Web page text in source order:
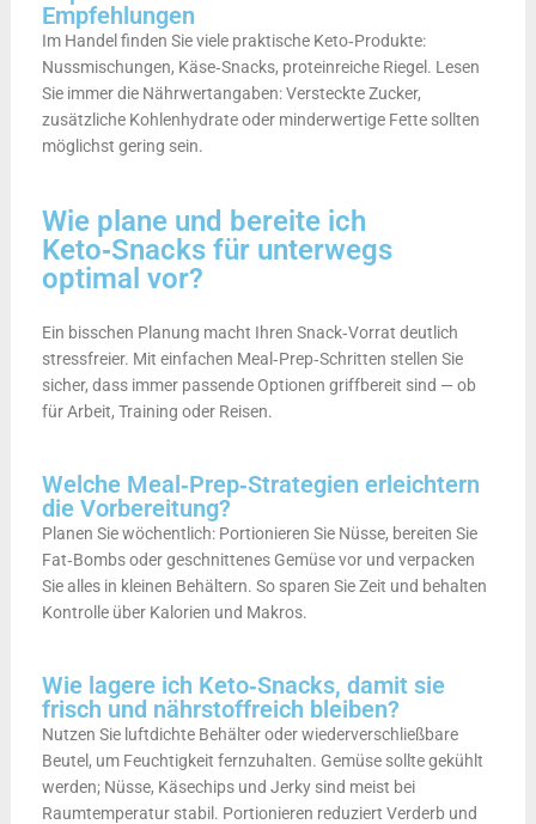
Empfehlungen
Im Handel finden Sie viele praktische Keto‑Produkte:
Nussmischungen, Käse‑Snacks, proteinreiche Riegel. Lesen
Sie immer die Nährwertangaben: Versteckte Zucker,
zusätzliche Kohlenhydrate oder minderwertige Fette sollten
möglichst gering sein.
Wie plane und bereite ich
Keto‑Snacks für unterwegs
optimal vor?
Ein bisschen Planung macht Ihren Snack‑Vorrat deutlich
stressfreier. Mit einfachen Meal‑Prep‑Schritten stellen Sie
sicher, dass immer passende Optionen griffbereit sind — ob
für Arbeit, Training oder Reisen.
Welche Meal‑Prep‑Strategien erleichtern
die Vorbereitung?
Planen Sie wöchentlich: Portionieren Sie Nüsse, bereiten Sie
Fat‑Bombs oder geschnittenes Gemüse vor und verpacken
Sie alles in kleinen Behältern. So sparen Sie Zeit und behalten
Kontrolle über Kalorien und Makros.
Wie lagere ich Keto‑Snacks, damit sie
frisch und nährstoffreich bleiben?
Nutzen Sie luftdichte Behälter oder wiederverschließbare
Beutel, um Feuchtigkeit fernzuhalten. Gemüse sollte gekühlt
werden; Nüsse, Käsechips und Jerky sind meist bei
Raumtemperatur stabil. Portionieren reduziert Verderb und